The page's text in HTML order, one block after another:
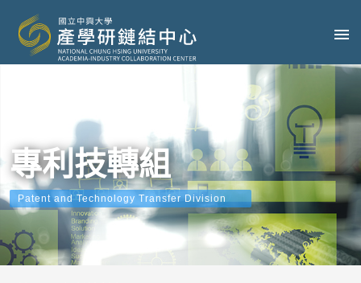
專利技轉組
Patent and Technology Transfer Division